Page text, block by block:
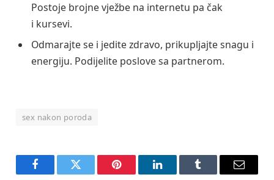
Postoje brojne vježbe na internetu pa čak
i kursevi.
Odmarajte se i jedite zdravo, prikupljajte snagu i
energiju. Podijelite poslove sa partnerom.
sex nakon poroda
FacebookTwitter Pinterest LinkedInTumblr Email